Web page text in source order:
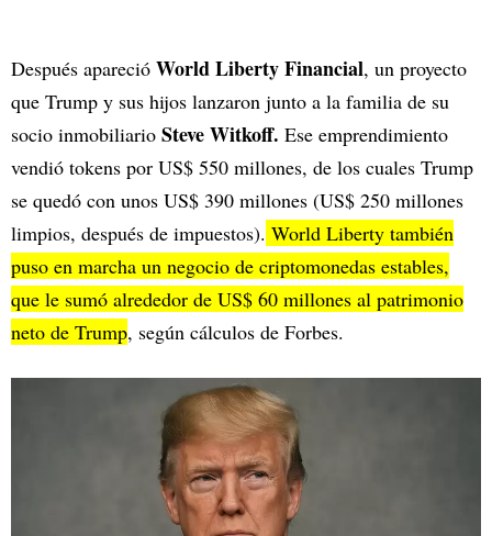
Después apareció World Liberty Financial, un proyecto
que Trump y sus hijos lanzaron junto a la familia de su
socio inmobiliario Steve Witkoff. Ese emprendimiento
vendió tokens por US$ 550 millones, de los cuales Trump
se quedó con unos US$ 390 millones (US$ 250 millones
limpios, después de impuestos). World Liberty también
puso en marcha un negocio de criptomonedas estables,
que le sumó alrededor de US$ 60 millones al patrimonio
neto de Trump, según cálculos de Forbes.